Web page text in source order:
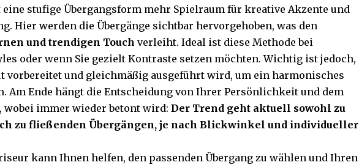
eine stufige Übergangsform mehr Spielraum für kreative Akzente und
Hier werden die Übergänge sichtbar hervorgehoben, was den
und trendigen Touch verleiht. Ideal ist diese Methode bei
oder wenn Sie gezielt Kontraste setzen möchten. Wichtig ist jedoch,
vorbereitet und gleichmäßig ausgeführt wird, um ein harmonisches
Am Ende hängt die Entscheidung von Ihrer Persönlichkeit und dem
wobei immer wieder betont wird:Der Trend geht aktuell sowohl zu
zu fließenden Übergängen, je nach Blickwinkel und individueller
kann Ihnen helfen, den passenden Übergang zu wählen und Ihren